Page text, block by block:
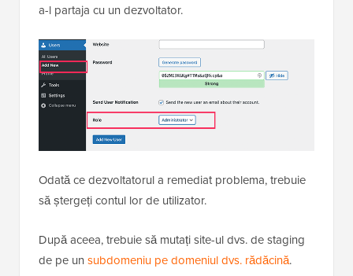
a-l partaja cu un dezvoltator.
Odată ce dezvoltatorul a remediat problema, trebuie
să ștergeți contul lor de utilizator.
După aceea, trebuie să mutați site-ul dvs. de staging
de pe un subdomeniu pe domeniul dvs. rădăcină.